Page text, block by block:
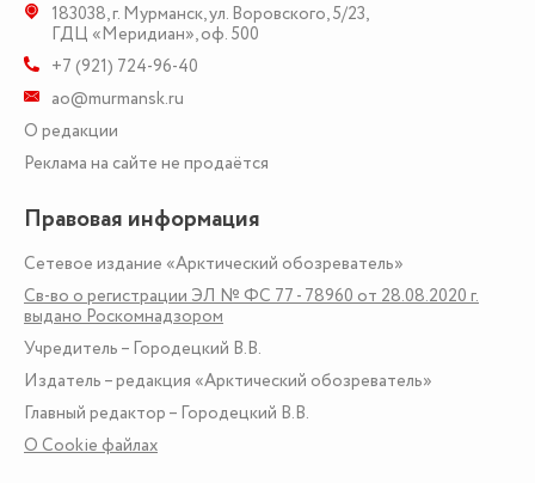
183038,г. Мурманск,ул. Воровского, 5/23,
ГДЦ «Меридиан», оф. 500
+7 (921) 724-96-40
ao@murmansk.ru
О редакции
Реклама на сайте не продаётся
Правовая информация
Сетевое издание «Арктический обозреватель»
Св-во о регистрации ЭЛ № ФС 77 - 78960 от 28.08.2020 г.
выдано Роскомнадзором
Учредитель – Городецкий В.В.
Издатель – редакция «Арктический обозреватель»
Главный редактор – Городецкий В.В.
О Сookie файлах